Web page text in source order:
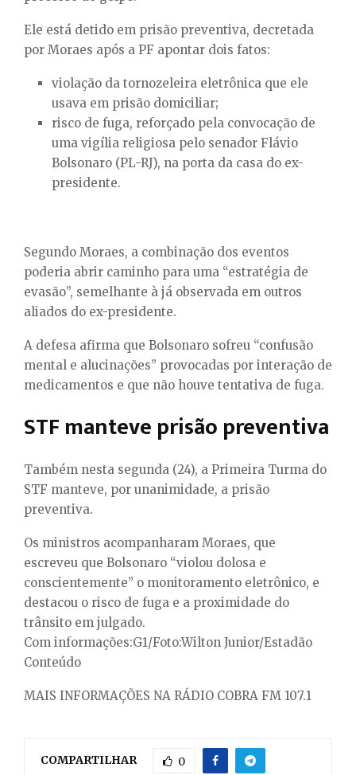
Ele está detido em prisão preventiva, decretada
por Moraes após a PF apontar dois fatos:
violação da tornozeleira eletrônica que ele
usava em prisão domiciliar;
risco de fuga, reforçado pela convocação de
uma vigília religiosa pelo senador Flávio
Bolsonaro (PL-RJ), na porta da casa do ex-
presidente.
Segundo Moraes, a combinação dos eventos
poderia abrir caminho para uma “estratégia de
evasão”, semelhante à já observada em outros
aliados do ex-presidente.
A defesa afirma que Bolsonaro sofreu “confusão
mental e alucinações” provocadas por interação de
medicamentos e que não houve tentativa de fuga.
STF manteve prisão preventiva
Também nesta segunda (24), a Primeira Turma do
STF manteve, por unanimidade, a prisão
preventiva.
Os ministros acompanharam Moraes, que
escreveu que Bolsonaro “violou dolosa e
conscientemente” o monitoramento eletrônico, e
destacou o risco de fuga e a proximidade do
trânsito em julgado.
Com informações:G1/Foto:Wilton Junior/Estadão
Conteúdo
MAIS INFORMAÇÕES NA RÁDIO COBRA FM 107.1
COMPARTILHAR 0